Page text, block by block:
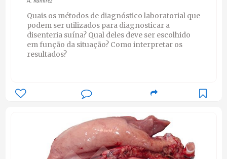
Quais os métodos de diagnóstico laboratorial que
podem ser utilizados para diagnosticar a
disenteria suína? Qual deles deve ser escolhido
em função da situação? Como interpretar os
resultados?